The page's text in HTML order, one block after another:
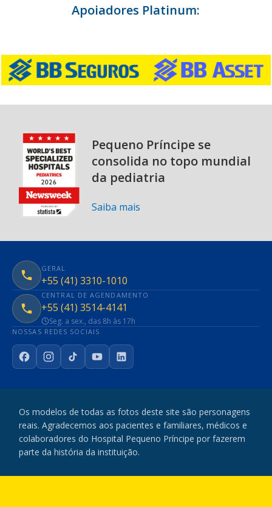
Apoiadores Platinum:
Pequeno Príncipe se
consolida no topo mundial
da pediatria
Saiba mais
GERAL
+55 (41) 3310-1010
CENTRAL DE AGENDAMENTO
+55 (41) 3514-4141
Seg. a sex., das 8h às 17h
NOSSAS REDES SOCIAIS
FacebookInstagram
TikTokYouTubeLinkedIn
Os modelos de todas as fotos deste site são personagens
reais. Agradecemos aos pacientes e familiares, médicos e
colaboradores do Hospital Pequeno Príncipe por fazerem
parte da história da instituição.